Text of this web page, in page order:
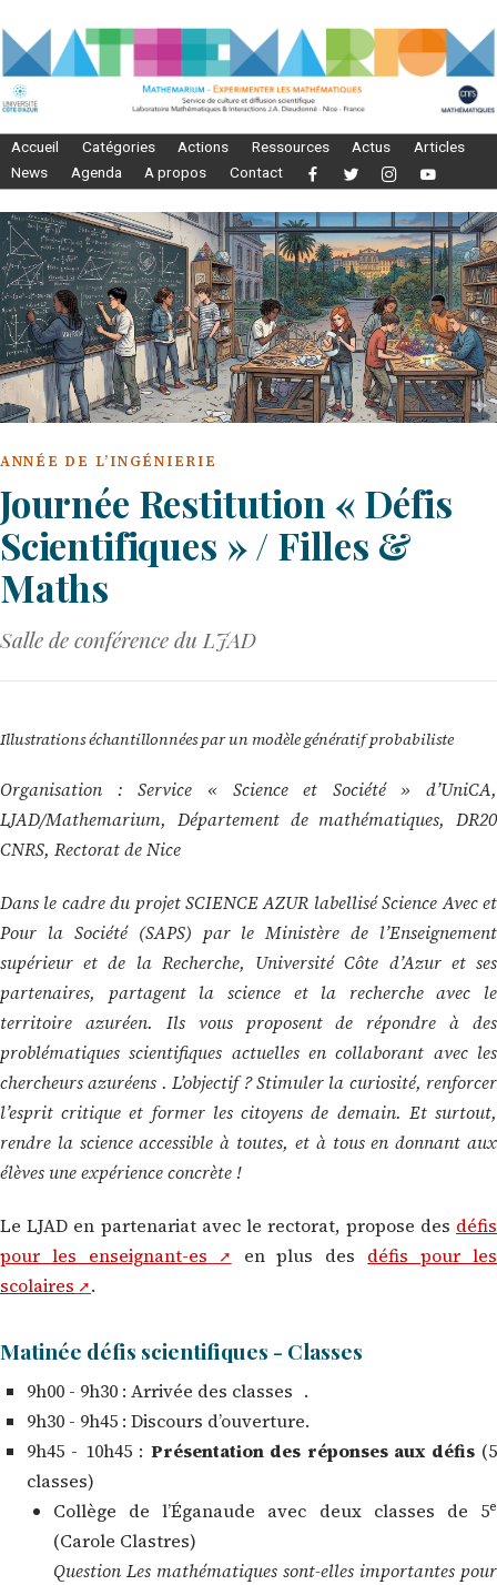
Accueil Catégories Actions Ressources Actus
Articles
News
Agenda A propos Contact
ANNÉE DE L’INGÉNIERIE
Journée Restitution « Défis
Scientifiques » / Filles &
Maths
Salle de conférence du LJAD
Illustrations échantillonnées par un modèle génératif probabiliste
Organisation : Service « Science et Société » d’UniCA,
LJAD/Mathemarium, Département de mathématiques, DR20
CNRS, Rectorat de Nice
Dans le cadre du projet SCIENCE AZUR labellisé Science Avec et
Pour la Société (SAPS) par le Ministère de l’Enseignement
supérieur et de la Recherche, Université Côte d’Azur et ses
partenaires, partagent la science et la recherche avec le
territoire azuréen. Ils vous proposent de répondre à des
problématiques scientifiques actuelles en collaborant avec les
chercheurs azuréens . L’objectif ? Stimuler la curiosité, renforcer
l’esprit critique et former les citoyens de demain. Et surtout,
rendre la science accessible à toutes, et à tous en donnant aux
élèves une expérience concrète !
Le LJAD en partenariat avec le rectorat, propose des défis
pour les enseignant-es
en plus des défis pour les
scolaires
.
Matinée défis scientifiques - Classes
9h00 - 9h30 : Arrivée des classes .
9h30 - 9h45 : Discours d’ouverture.
9h45 - 10h45 : Présentation des réponses aux défis(5
classes)
Collège de l’Éganaude avec deux classes de 5e
(Carole Clastres)
Question Les mathématiques sont-elles importantes pour